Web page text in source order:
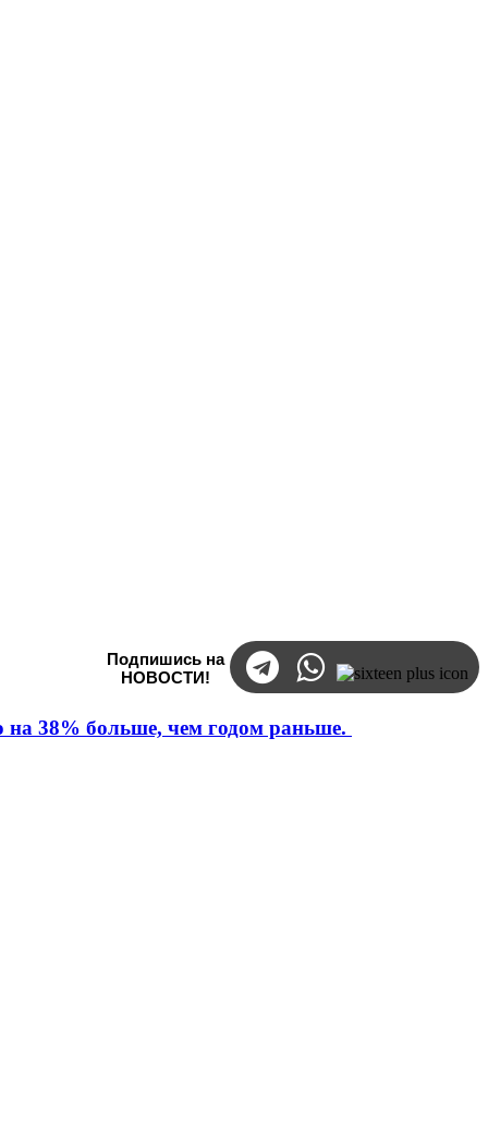
Подпишись на
НОВОСТИ!
на 38% больше, чем годом раньше.